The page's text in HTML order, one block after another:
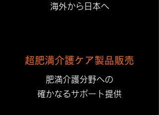
海外から日本へ
超肥満介護ケア製品販売
肥満介護分野への​
​確かなるサポート提供